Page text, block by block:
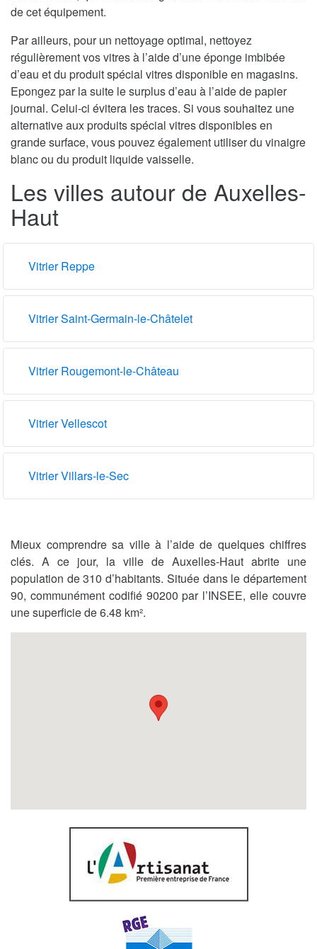
de cet équipement.
Par ailleurs, pour un nettoyage optimal, nettoyez
régulièrement vos vitres à l’aide d’une éponge imbibée
d’eau et du produit spécial vitres disponible en magasins.
Epongez par la suite le surplus d’eau à l’aide de papier
journal. Celui-ci évitera les traces. Si vous souhaitez une
alternative aux produits spécial vitres disponibles en
grande surface, vous pouvez également utiliser du vinaigre
blanc ou du produit liquide vaisselle.
Les villes autour de Auxelles-
Haut
Vitrier Reppe
Vitrier Saint-Germain-le-Châtelet
Vitrier Rougemont-le-Château
Vitrier Vellescot
Vitrier Villars-le-Sec
Mieux comprendre sa ville à l’aide de quelques chiffres
clés. A ce jour, la ville de Auxelles-Haut abrite une
population de 310 d’habitants. Située dans le département
90, communément codifié 90200 par l’INSEE, elle couvre
une superficie de 6.48 km².